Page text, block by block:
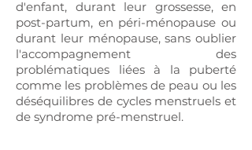
d'enfant, durant leur grossesse, en
post-partum, en péri-ménopause ou
durant leur ménopause, sans oublier
l'accompagnement des
problématiques liées à la puberté
comme les problèmes de peau ou les
déséquilibres de cycles menstruels et
de syndrome pré-menstruel.